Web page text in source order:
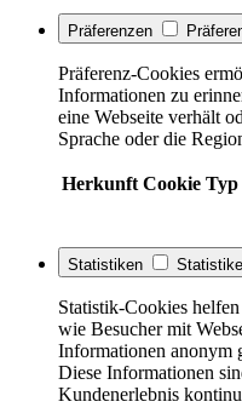
Präferenzen
Präferenz-Cookies
Informationen zu
eine Webseite verhält
Sprache oder die
Herkunft Cookie Typ
Statistiken
Statistik-Cookies
wie Besucher mit
Informationen anonym
Diese Informationen
Kundenerlebnis